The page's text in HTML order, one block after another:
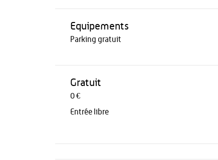
Equipements
Parking gratuit
Gratuit
0 €
Entrée libre